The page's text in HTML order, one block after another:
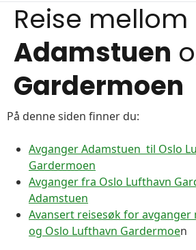
Reise mellom
Adamstuen
Gardermoen
På denne siden finner du:
Avganger Adamstuen til Oslo
Gardermoen
Avganger fra Oslo Lufthavn
Adamstuen
Avansert reisesøk for avganger
og Oslo Lufthavn Gardermoen